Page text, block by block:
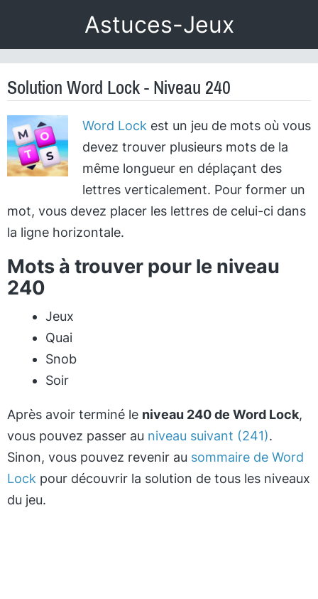
Astuces-Jeux
Solution Word Lock - Niveau 240
Word Lock est un jeu de mots où vous
devez trouver plusieurs mots de la
même longueur en déplaçant des
lettres verticalement. Pour former un
mot, vous devez placer les lettres de celui-ci dans
la ligne horizontale.
Mots à trouver pour le niveau
240
Jeux
Quai
Snob
Soir
Après avoir terminé le niveau 240 de Word Lock,
vous pouvez passer au niveau suivant (241).
Sinon, vous pouvez revenir au sommaire de Word
Lock pour découvrir la solution de tous les niveaux
du jeu.